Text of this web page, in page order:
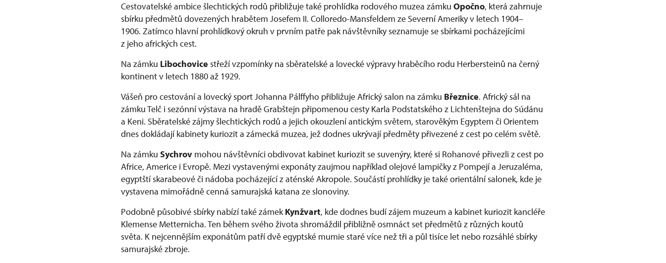
Cestovatelské ambice šlechtických rodů přibližuje také prohlídka rodového muzea zámku Opočno, která zahrnuje
sbírku předmětů dovezených hrabětem Josefem II. Colloredo-Mansfeldem ze Severní Ameriky v letech 1904–
1906. Zatímco hlavní prohlídkový okruh v prvním patře pak návštěvníky seznamuje se sbírkami pocházejícími
z jeho afrických cest.
Na zámku Libochovice střeží vzpomínky na sběratelské a lovecké výpravy hraběcího rodu Herbersteinů na černý
kontinent v letech 1880 až 1929.
Vášeň pro cestování a lovecký sport Johanna Pálffyho přibližuje Africký salon na zámku Březnice. Africký sál na
zámku Telč i sezónní výstava na hradě Grabštejn připomenou cesty Karla Podstatského z Lichtenštejna do Súdánu
a Keni. Sběratelské zájmy šlechtických rodů a jejich okouzlení antickým světem, starověkým Egyptem či Orientem
dnes dokládají kabinety kuriozit a zámecká muzea, jež dodnes ukrývají předměty přivezené z cest po celém světě.
Na zámku Sychrov mohou návštěvníci obdivovat kabinet kuriozit se suvenýry, které si Rohanové přivezli z cest po
Africe, Americe i Evropě. Mezi vystavenými exponáty zaujmou například olejové lampičky z Pompejí a Jeruzaléma,
egyptští skarabeové či nádoba pocházející z aténské Akropole. Součástí prohlídky je také orientální salonek, kde je
vystavena mimořádně cenná samurajská katana ze slonoviny.
Podobně působivé sbírky nabízí také zámekKynžvart, kde dodnes budí zájem muzeum a kabinet kuriozit kancléře
Klemense Metternicha. Ten během svého života shromáždil přibližně osmnáct set předmětů z různých koutů
světa. K nejcennějším exponátům patří dvě egyptské mumie staré více než tři a půl tisíce let nebo rozsáhlé sbírky
samurajské zbroje.